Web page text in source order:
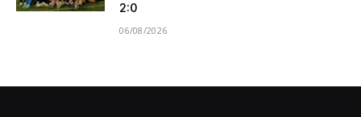
2:0
06/08/2026